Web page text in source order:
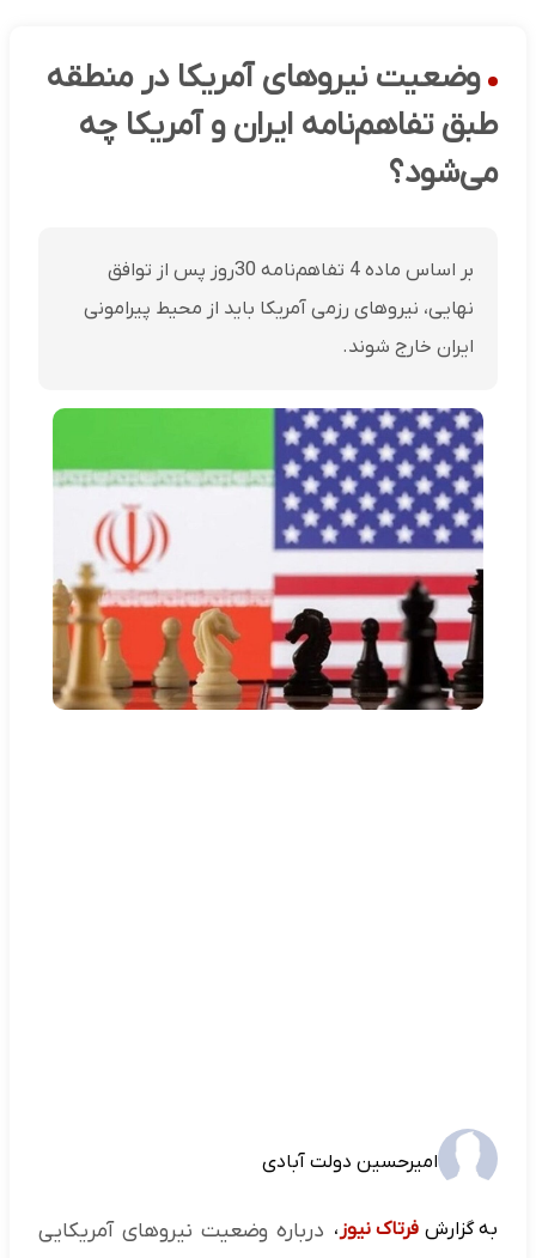
وضعیت نیروهای آمریکا در منطقه
طبق تفاهم‌نامه ایران و آمریکا چه
می‌شود؟
بر اساس ماده 4 تفاهم‌نامه 30روز پس از توافق
نهایی، نیروهای رزمی آمریکا باید از محیط پیرامونی
ایران خارج شوند.
امیرحسین دولت آبادی
به گزارش فرتاک نیوز ، درباره وضعیت نیروهای آمریکایی